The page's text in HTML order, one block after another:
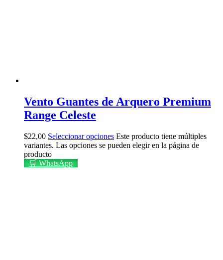
Vento Guantes de Arquero Premium
Range Celeste
$22,00 Seleccionar opciones Este producto tiene múltiples
variantes. Las opciones se pueden elegir en la página de
producto
🛒 WhatsApp